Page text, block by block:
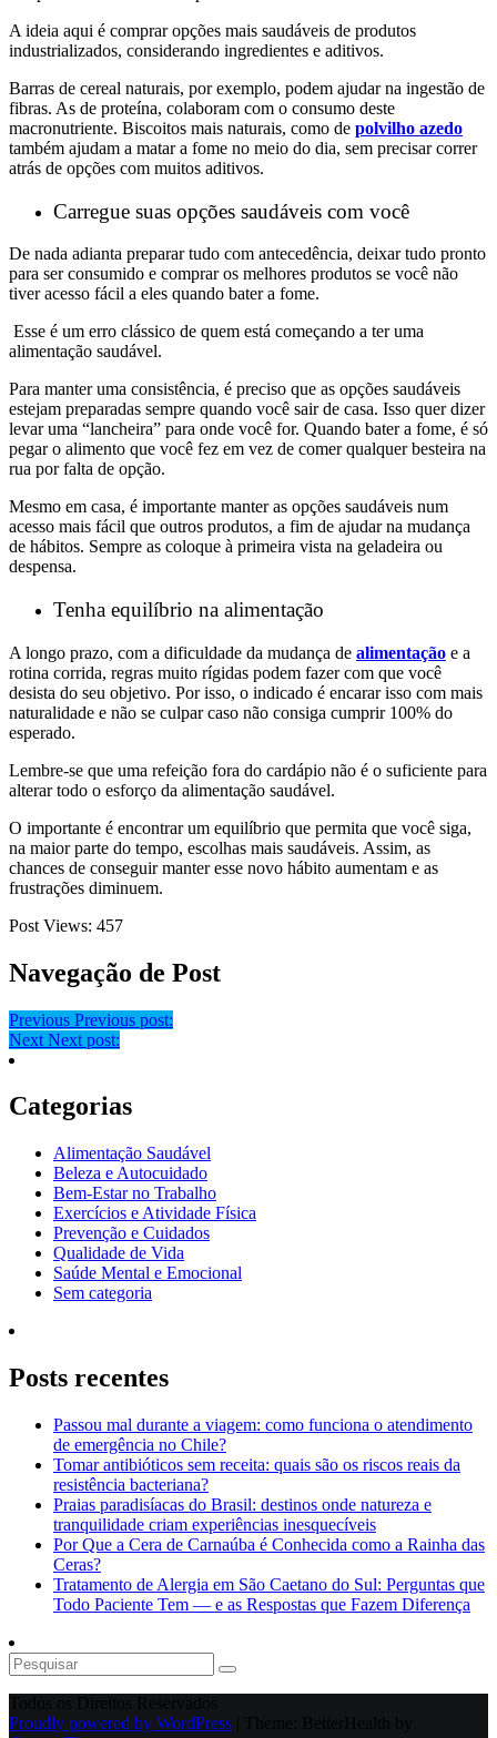
A ideia aqui é comprar opções mais saudáveis de produtos
industrializados, considerando ingredientes e aditivos.
Barras de cereal naturais, por exemplo, podem ajudar na ingestão de
fibras. As de proteína, colaboram com o consumo deste
macronutriente. Biscoitos mais naturais, como de polvilho azedo
também ajudam a matar a fome no meio do dia, sem precisar correr
atrás de opções com muitos aditivos.
Carregue suas opções saudáveis com você
De nada adianta preparar tudo com antecedência, deixar tudo pronto
para ser consumido e comprar os melhores produtos se você não
tiver acesso fácil a eles quando bater a fome.
Esse é um erro clássico de quem está começando a ter uma
alimentação saudável.
Para manter uma consistência, é preciso que as opções saudáveis
estejam preparadas sempre quando você sair de casa. Isso quer dizer
levar uma “lancheira” para onde você for. Quando bater a fome, é só
pegar o alimento que você fez em vez de comer qualquer besteira na
rua por falta de opção.
Mesmo em casa, é importante manter as opções saudáveis num
acesso mais fácil que outros produtos, a fim de ajudar na mudança
de hábitos. Sempre as coloque à primeira vista na geladeira ou
despensa.
Tenha equilíbrio na alimentação
A longo prazo, com a dificuldade da mudança de alimentação e a
rotina corrida, regras muito rígidas podem fazer com que você
desista do seu objetivo. Por isso, o indicado é encarar isso com mais
naturalidade e não se culpar caso não consiga cumprir 100% do
esperado.
Lembre-se que uma refeição fora do cardápio não é o suficiente para
alterar todo o esforço da alimentação saudável.
O importante é encontrar um equilíbrio que permita que você siga,
na maior parte do tempo, escolhas mais saudáveis. Assim, as
chances de conseguir manter esse novo hábito aumentam e as
frustrações diminuem.
Post Views: 457
Navegação de Post
Previous Previous post:
Next Next post:
Categorias
Alimentação Saudável
Beleza e Autocuidado
Bem-Estar no Trabalho
Exercícios e Atividade Física
Prevenção e Cuidados
Qualidade de Vida
Saúde Mental e Emocional
Sem categoria
Posts recentes
Passou mal durante a viagem: como funciona o atendimento
de emergência no Chile?
Tomar antibióticos sem receita: quais são os riscos reais da
resistência bacteriana?
Praias paradisíacas do Brasil: destinos onde natureza e
tranquilidade criam experiências inesquecíveis
Por Que a Cera de Carnaúba é Conhecida como a Rainha das
Ceras?
Tratamento de Alergia em São Caetano do Sul: Perguntas que
Todo Paciente Tem — e as Respostas que Fazem Diferença
Proudly powered by WordPress